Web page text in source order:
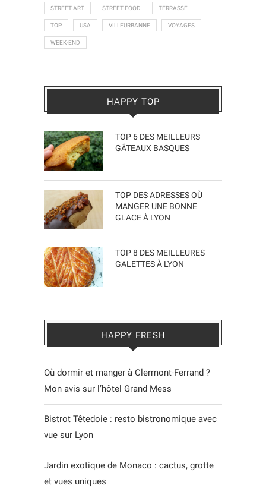
STREET ART STREET FOOD TERRASSE
TOP USA VILLEURBANNE VOYAGES
WEEK-END
HAPPY TOP
TOP 6 DES MEILLEURS
GÂTEAUX BASQUES
TOP DES ADRESSES OÙ
MANGER UNE BONNE
GLACE À LYON
TOP 8 DES MEILLEURES
GALETTES À LYON
HAPPY FRESH
Où dormir et manger à Clermont-Ferrand ?
Mon avis sur l’hôtel Grand Mess
Bistrot Têtedoie : resto bistronomique avec
vue sur Lyon
Jardin exotique de Monaco : cactus, grotte
et vues uniques